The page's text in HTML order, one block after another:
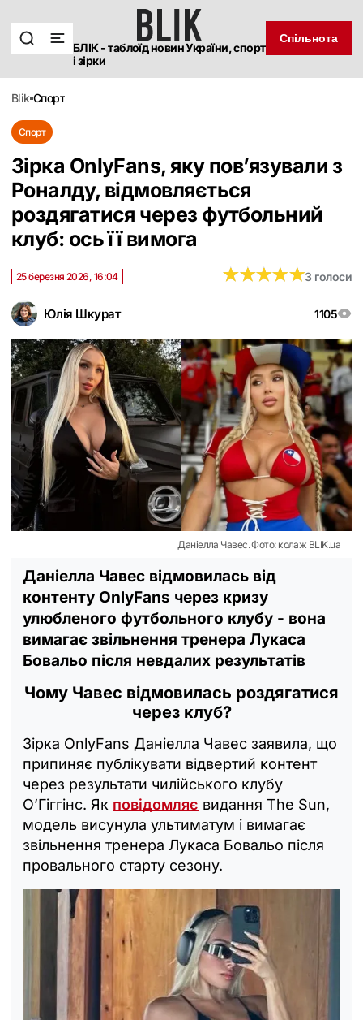
БЛІК - таблоїд новин України, спорт
і зірки
Спільнота
blik спорт
Спорт
Зірка OnlyFans, яку пов’язували з
Роналду, відмовляється
роздягатися через футбольний
клуб: ось її вимога
Юлія Шкурат 1105
25 березня 2026, 16:04 ★★★★★
★★★★★3 голоси
Даніелла Чавес. Фото: колаж BLIK.ua
Даніелла Чавес відмовилась від
контенту OnlyFans через кризу
улюбленого футбольного клубу - вона
вимагає звільнення тренера Лукаса
Бовальо після невдалих результатів
Чому Чавес відмовилась роздягатися
через клуб?
Зірка OnlyFans Даніелла Чавес заявила, що
припиняє публікувати відвертий контент
через результати чилійського клубу
О’Гіггінс. Як повідомляє видання The Sun,
модель висунула ультиматум і вимагає
звільнення тренера Лукаса Бовальо після
провального старту сезону.